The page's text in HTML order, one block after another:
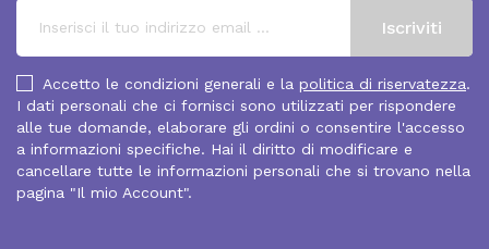
Accetto le condizioni generali e la politica di riservatezza.
I dati personali che ci fornisci sono utilizzati per rispondere
alle tue domande, elaborare gli ordini o consentire l'accesso
a informazioni specifiche. Hai il diritto di modificare e
cancellare tutte le informazioni personali che si trovano nella
pagina "Il mio Account".